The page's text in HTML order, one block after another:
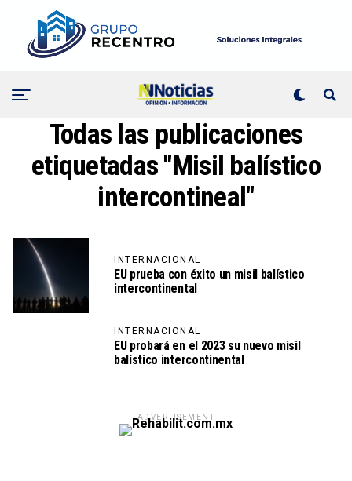
Todas las publicaciones
etiquetadas "Misil balístico
intercontineal"
INTERNACIONAL
EU prueba con éxito un misil balístico
intercontinental
INTERNACIONAL
EU probará en el 2023 su nuevo misil
balístico intercontinental
ADVERTISEMENT